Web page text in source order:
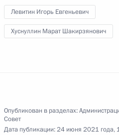
Левитин Игорь Евгеньевич
Хуснуллин Марат Шакирзянович
Опубликован в разделах:
Совет
Дата публикации:24 июня 2021 года,